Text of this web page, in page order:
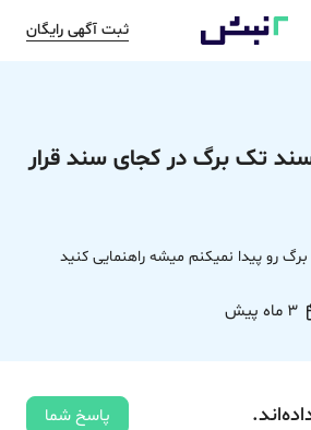
ثبت آگهی رایگان
تک برگ در کجای سند قرار
رو پیدا نمیکنم میشه راهنمایی کنید
3 ماه پیش
پاسخ شما